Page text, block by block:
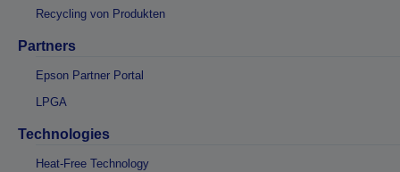
Recycling von Produkten
Partners
Epson Partner Portal
LPGA
Technologies
Heat-Free Technology